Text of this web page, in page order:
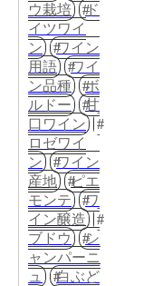
ウ栽培
ド
イツワイ
ン
ワイン
用語
ワイ
ン品種
ボ
ルドー
甘
口ワイン
ロゼワイ
ン
ワイン
産地
ピエ
モンテ
ワ
イン醸造
ブドウ
シ
ャンパーニ
ュ
白ぶど